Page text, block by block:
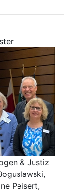
& Justiz
Peisert,